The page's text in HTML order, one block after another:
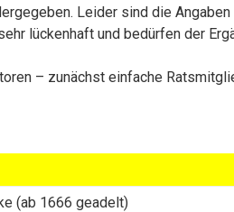
Leider sind die
lückenhaft und bedürfen der
– zunächst einfache
(ab 1666 geadelt)